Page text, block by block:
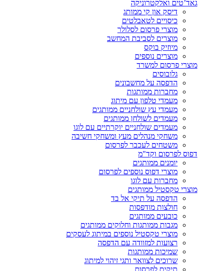
גאד’טים ואלקטרוניקה
דיסק און קי ממותג
כיסויים לטאבלטים
מוצרי פרסום לסלולר
מוצרים לסביבת המחשב
מיוזיק בוקס
מוצרים נוספים
מוצרי פרסום למשרד
גלובוסים
הדפסה על מחשבונים
מחברות ממותגות
מעמדי טלפון עם מיתוג
מעמדי עץ שולחניים ממותגים
מעמדים לשולחן ממותגים
מעמדים שולחניים יוקרתיים עם לוגו
משחקי מנהלים מעץ ומשחקי חשיבה
משטחים לעכבר לפרסום
דפוס לפרסום וקד"מ
יומנים ממותגים
מוצרי דפוס נוספים לפרסום
מחברות עם לוגו
מוצרי טקסטיל ממותגים
הדפסה על תיקי אל בד
חולצות מודפסות
כובעים ממותגים
מגבות ממותגות וחלוקים ממותגים
מוצרי טקסטיל נוספים במיתוג לעסקים
רצועות למזוודה עם הדפסה
שמיכות ממותגות
שרוכים לצוואר ותגי זיהוי למיתוג
תיקים לפרסום